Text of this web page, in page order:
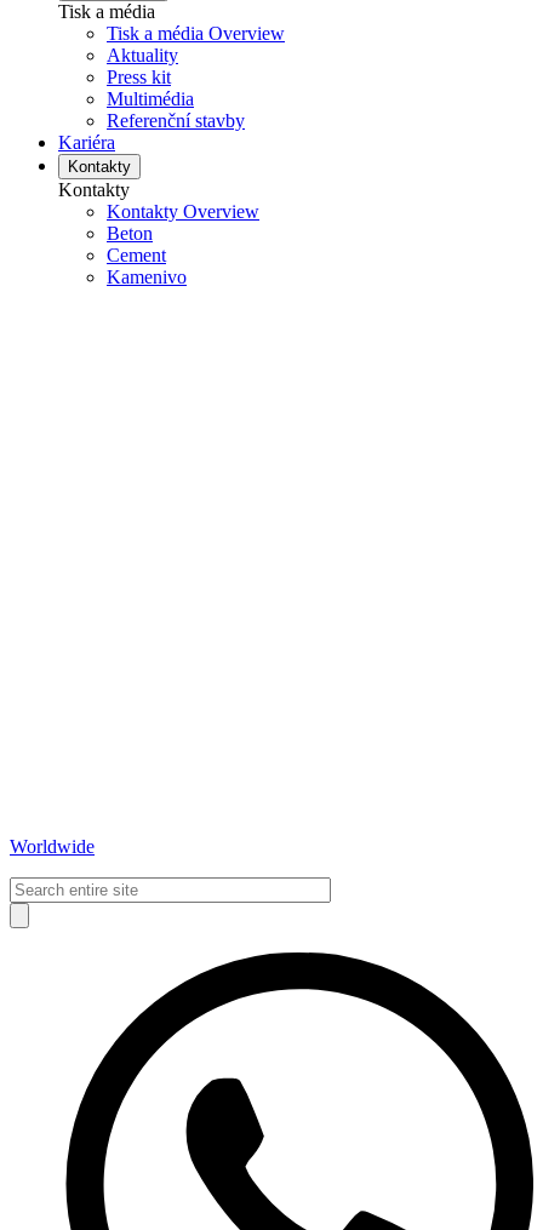
Tisk a média
Tisk a média Overview
Aktuality
Press kit
Multimédia
Referenční stavby
Kariéra
Kontakty
Kontakty
Kontakty Overview
Beton
Cement
Kamenivo
Worldwide